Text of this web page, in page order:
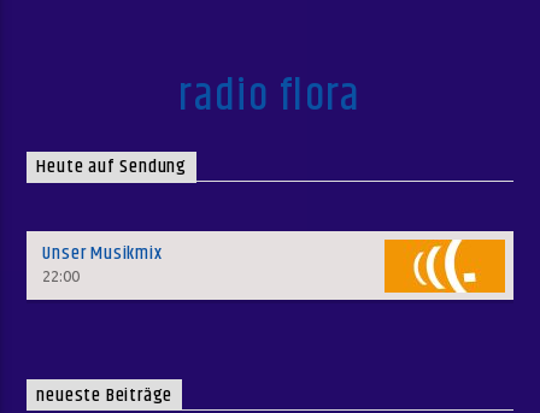
radio flora
Heute auf Sendung
Unser Musikmix
22:00
neueste Beiträge